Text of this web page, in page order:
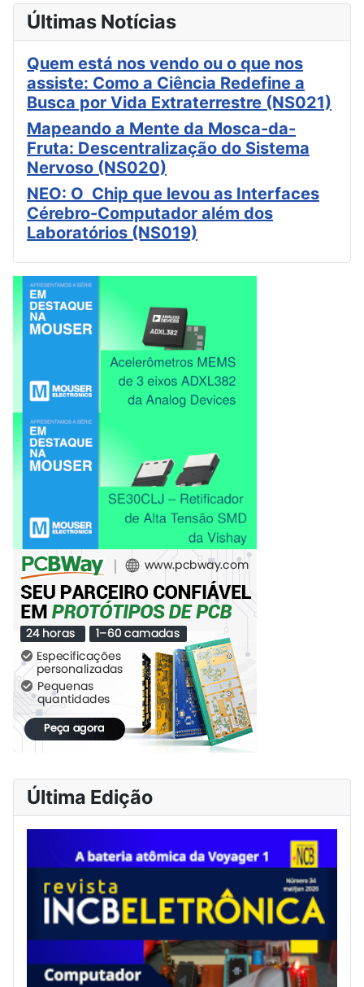
Últimas Notícias
Quem está nos vendo ou o que nos
assiste: Como a Ciência Redefine a
Busca por Vida Extraterrestre (NS021)
Mapeando a Mente da Mosca-da-
Fruta: Descentralização do Sistema
Nervoso (NS020)
NEO: O Chip que levou as Interfaces
Cérebro-Computador além dos
Laboratórios (NS019)
Última Edição